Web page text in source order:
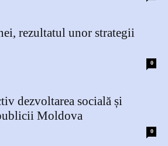
rezultatul unor strategii
0
dezvoltarea socială și
Moldova
0